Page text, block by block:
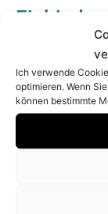
Ich verwende
optimieren. Wenn
können bestimmte
Inhalten
Es kann
Beispiel
von Google-
von